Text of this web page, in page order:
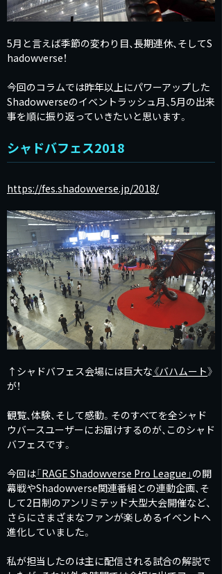
5月と言えば季節の変わり目、長期連休、そしてS
hadowverse！
今回のコラムでは昨年以上にパワーアップした
Shadowverseのイベントラッシュ月、5月の出来
事を順に振り返っていきたいと思います。
シャドバフェス2018
https://fes.shadowverse.jp/2018/
↑シャドバフェス会場には巨大な 《バハムート》
が！
観覧、体験、そして感動。そのすべてを全シャド
ウバースユーザーにお届けするのが、このシャド
バフェスです。
今回は「RAGE Shadowverse Pro League」 の開
幕戦やShadowverse関連番組との連動企画、そ
して2日制のアンリミテッド大型大会開催など、
さらにさまざまなファンが楽しめるイベントへ
進化していました。
私が担当したのは主に配信される試合の解説で